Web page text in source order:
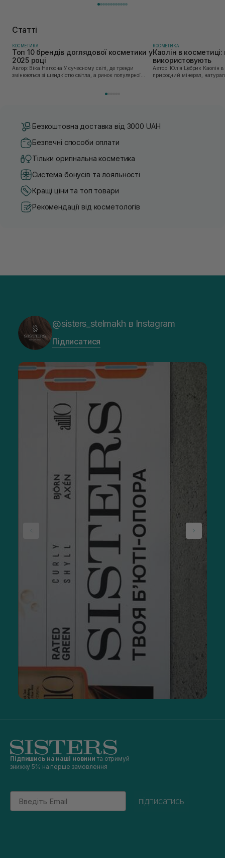
Статті
КОСМЕТИКА
Топ 10 брендів доглядової косметики у
2025 році
Автор: Віка Нагорна У сучасному світі, де тренди
змінюються зі швидкістю світла, а ринок популярної
КОСМЕТИКА
Каолін в
використовують
Автор: Юлія Цебрик Каолін в косметології – це
природний мінерал,
Безкоштовна доставка від 3000 UAH
Безпечні способи оплати
Тільки оригінальна косметика
Система бонусів та лояльності
Кращі ціни та топ товари
Рекомендації від косметологів
@sisters_stelmakh в Instagram
Підписатися
Підпишись на наші новини та отримуй
знижку 5% на перше замовлення
Email
підписатись